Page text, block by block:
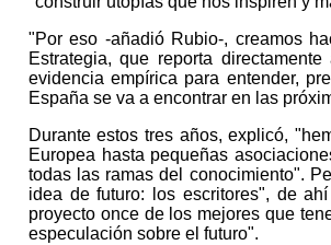
"Por eso -añadió Rubio-, creamos
Estrategia, que reporta
evidencia empírica para entender,
España se va a encontrar en las
Durante estos tres años, explicó,
Europea hasta pequeñas
todas las ramas del conocimiento".
idea de futuro: los escritores", de
proyecto once de los mejores que
especulación sobre el futuro".